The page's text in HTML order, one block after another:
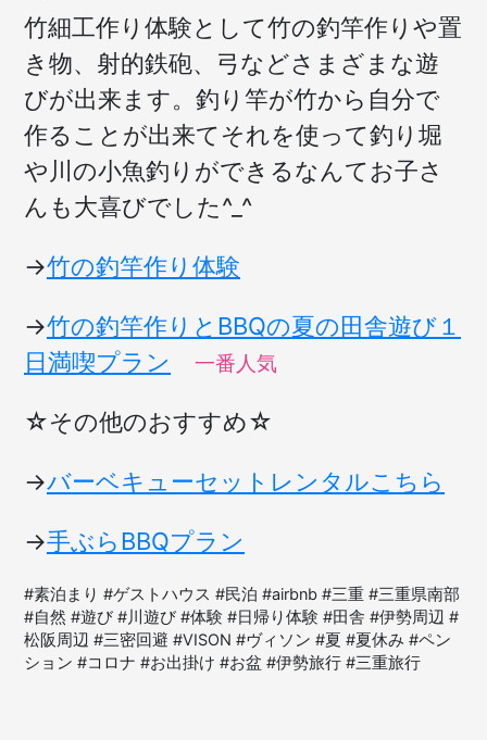
び
体
験)
竹細工作り体験として竹の釣竿作りや置
き物、射的鉄砲、弓などさまざまな遊
びが出来ます。釣り竿が竹から自分で
作ることが出来てそれを使って釣り堀
や川の小魚釣りができるなんてお子さ
んも大喜びでした^_^
→竹の釣竿作り体験
→竹の釣竿作りとBBQの夏の田舎遊び１
日満喫プラン
一番人気
☆その他のおすすめ☆
→バーベキューセットレンタルこちら
→手ぶらBBQプラン
#素泊まり #ゲストハウス #民泊 #airbnb #三重 #三重県南部
#自然 #遊び #川遊び #体験 #日帰り体験 #田舎 #伊勢周辺 #
松阪周辺 #三密回避 #VISON #ヴィソン #夏 #夏休み #ペン
ション #コロナ #お出掛け #お盆 #伊勢旅行 #三重旅行